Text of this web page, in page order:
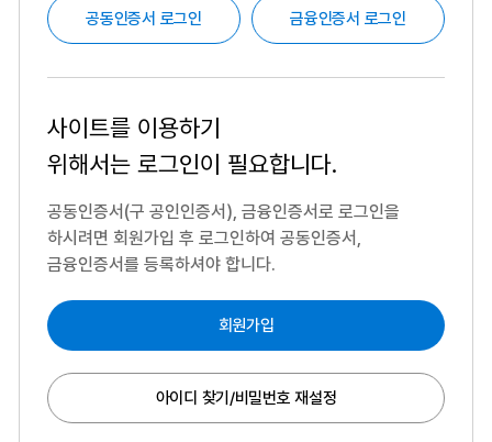
공동인증서 로그인 금융인증서 로그인
사이트를 이용하기
위해서는 로그인이 필요합니다.
공동인증서(구 공인인증서), 금융인증서로 로그인을
하시려면 회원가입 후 로그인하여 공동인증서,
금융인증서를 등록하셔야 합니다.
회원가입
아이디 찾기/비밀번호 재설정